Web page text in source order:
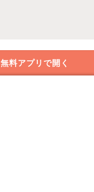
無料アプリで開く